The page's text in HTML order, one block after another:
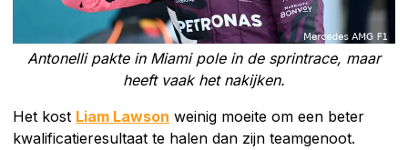
Antonelli pakte in Miami pole in de sprintrace, maar
heeft vaak het nakijken.
Het kost Liam Lawson weinig moeite om een beter
kwalificatieresultaat te halen dan zijn teamgenoot.